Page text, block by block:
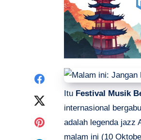
Share
Facebook
Share
Itu Festival Musik
internasional
adalah legenda jazz
malam ini (10